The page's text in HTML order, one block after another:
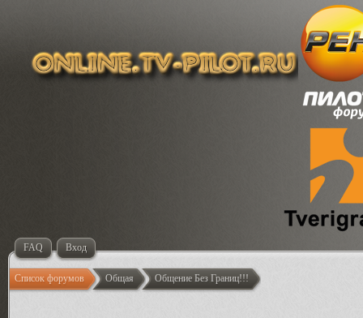
FAQ Вход
Список форумов Общая Общение Без Границ!!!